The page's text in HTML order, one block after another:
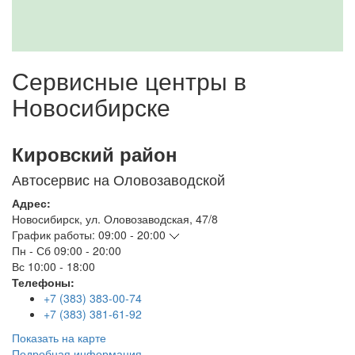
Сервисные центры в
Новосибирске
Кировский район
Автосервис на Оловозаводской
Адрес:
Новосибирск, ул. Оловозаводская, 47/8
График работы: 09:00 - 20:00
Пн - Сб 09:00 - 20:00
Вс 10:00 - 18:00
Телефоны:
+7 (383) 383-00-74
+7 (383) 381-61-92
Показать на карте